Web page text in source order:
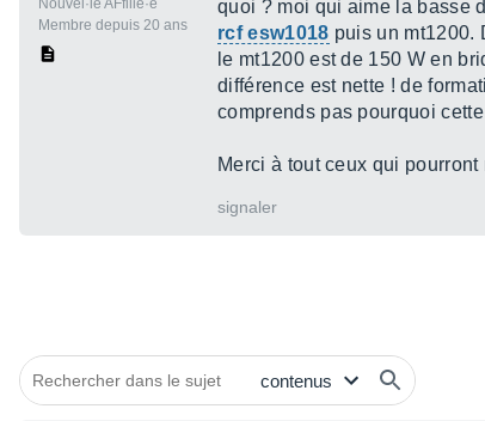
Nouvel·le AFfilié·e
Membre depuis 20 ans
quoi ? moi qui aime la basse
rcf esw1018 puis un mt1200.
le mt1200 est de 150 W en
différence est nette ! de
comprends pas pourquoi
Merci à tout ceux qui
signaler